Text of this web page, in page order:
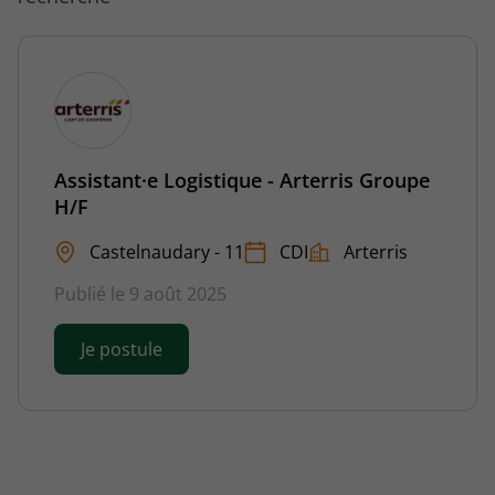
Assistant·e Logistique - Arterris Groupe
H/F
Castelnaudary - 11 CDI
Arterris
Publié le 9 août 2025
Je postule